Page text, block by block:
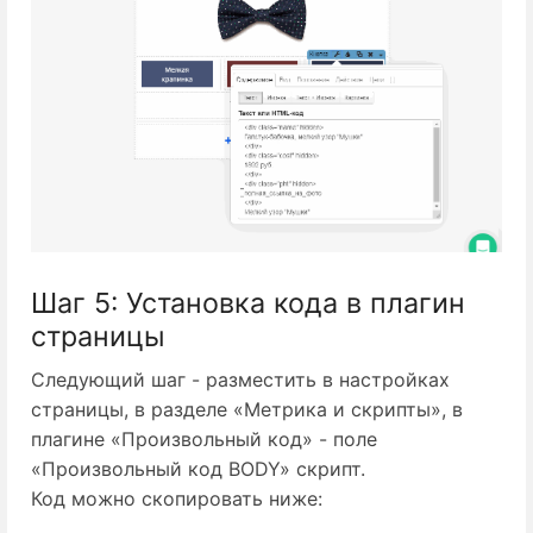
Шаг 5: Установка кода в плагин
страницы
Следующий шаг - разместить в настройках
страницы, в разделе «Метрика и скрипты», в
плагине «Произвольный код» - поле
«Произвольный код BODY» скрипт.
Код можно скопировать ниже: